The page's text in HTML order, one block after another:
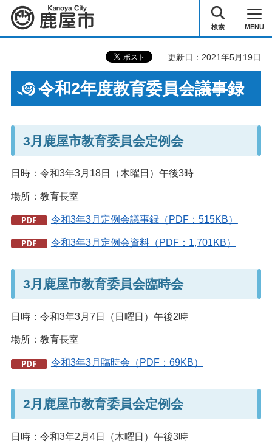
鹿屋市 検索 MENU
更新日：2021年5月19日
令和2年度教育委員会議事録
3月鹿屋市教育委員会定例会
日時：令和3年3月18日（木曜日）午後3時
場所：教育長室
令和3年3月定例会議事録（PDF：515KB）
令和3年3月定例会資料（PDF：1,701KB）
3月鹿屋市教育委員会臨時会
日時：令和3年3月7日（日曜日）午後2時
場所：教育長室
令和3年3月臨時会（PDF：69KB）
2月鹿屋市教育委員会定例会
日時：令和3年2月4日（木曜日）午後3時